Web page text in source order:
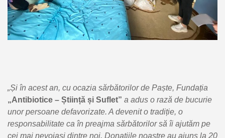
„Și în acest an, cu ocazia sărbătorilor de Paște, Fundația
„Antibiotice – Știință și Suflet” a adus o rază de bucurie
unor persoane defavorizate. A devenit o tradiție, o
responsabilitate ca în preajma sărbătorilor să îi ajutăm pe
cei mai nevoiași dintre noi. Donațiile noastre au ajuns la 20